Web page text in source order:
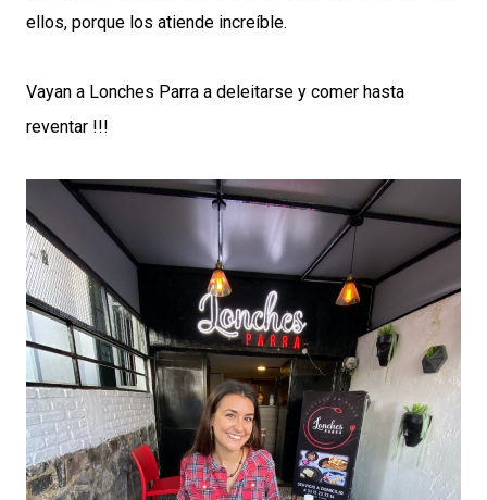
ellos, porque los atiende increíble.
Vayan a Lonches Parra a deleitarse y comer hasta
reventar !!!